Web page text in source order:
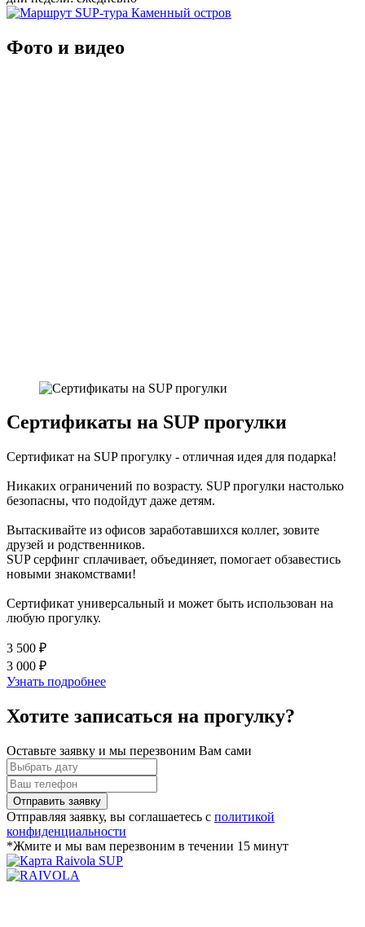
Фото и видео
Сертификаты на SUP прогулки
Сертификат на SUP прогулку - отличная идея для подарка!
Никаких ограничений по возрасту. SUP прогулки настолько
безопасны, что подойдут даже детям.
Вытаскивайте из офисов заработавшихся коллег, зовите
друзей и родственников.
SUP серфинг сплачивает, объединяет, помогает обзавестись
новыми знакомствами!
Сертификат универсальный и может быть использован на
любую прогулку.
3 500 ₽
3 000 ₽
Узнать подробнее
Хотите записаться на прогулку?
Оставьте заявку и мы перезвоним Вам сами
Отправляя заявку, вы соглашаетесь с политикой
конфиденциальности
*Жмите и мы вам перезвоним в течении 15 минут